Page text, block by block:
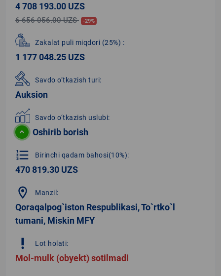
4 708 193.00 UZS
6 656 056.00 UZS -29%
Zakalat puli miqdori (25%) :
1 177 048.25 UZS
Savdo o‘tkazish turi:
Auksion
Savdo o‘tkazish uslubi:
Oshirib borish
format_list_numbered Birinchi qadam bahosi(10%):
470 819.30 UZS
location_on Manzil:
Qoraqalpog`iston Respublikasi, To`rtko`l
tumani, Miskin MFY
priority_high Lot holati:
Mol-mulk (obyekt) sotilmadi